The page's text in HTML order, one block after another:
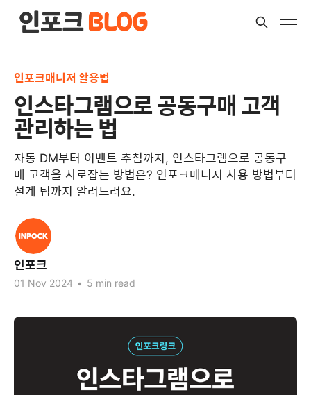
인포크매니저 활용법
인스타그램으로 공동구매 고객
관리하는 법
자동 DM부터 이벤트 추첨까지, 인스타그램으로 공동구
매 고객을 사로잡는 방법은? 인포크매니저 사용 방법부터
설계 팁까지 알려드려요.
인포크
01 Nov 2024 • 5 min read